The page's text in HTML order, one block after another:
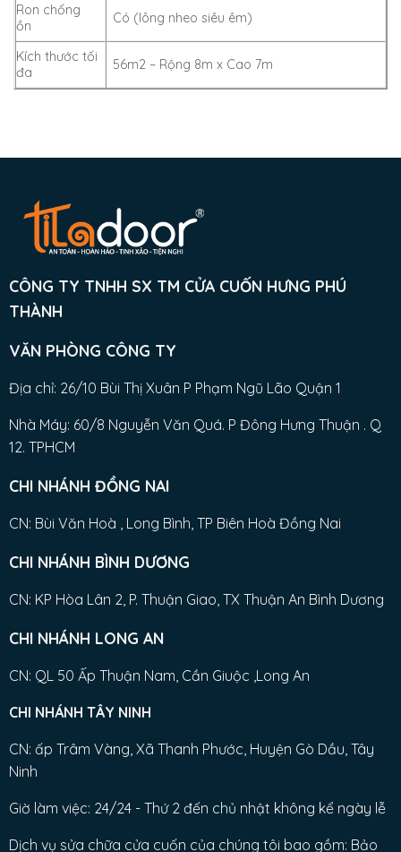
Ron chống
ồn
Có (lông nheo siêu êm)
Kích thước tối
đa
56m2 – Rộng 8m x Cao 7m
CÔNG TY TNHH SX TM CỬA CUỐN HƯNG PHÚ
THÀNH
VĂN PHÒNG CÔNG TY
Địa chỉ: 26/10 Bùi Thị Xuân P Phạm Ngũ Lão Quận 1
Nhà Máy: 60/8 Nguyễn Văn Quá. P Đông Hưng Thuận . Q
12. TPHCM
CHI NHÁNH ĐỒNG NAI
CN: Bùi Văn Hoà , Long Bình, TP Biên Hoà Đồng Nai
CHI NHÁNH BÌNH DƯƠNG
CN: KP Hòa Lân 2, P. Thuận Giao, TX Thuận An Bình Dương
CHI NHÁNH LONG AN
CN: QL 50 Ấp Thuận Nam, Cần Giuộc ,Long An
CHI NHÁNH TÂY NINH
CN: ấp Trâm Vàng, Xã Thanh Phước, Huyện Gò Dầu, Tây
Ninh
Giờ làm việc: 24/24 - Thứ 2 đến chủ nhật không kể ngày lễ
Dịch vụ sửa chữa cửa cuốn của chúng tôi bao gồm: Bảo